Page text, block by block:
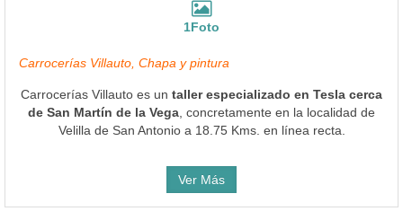
1Foto
Carrocerías Villauto, Chapa y pintura
Carrocerías Villauto es un taller especializado en Tesla cerca
de San Martín de la Vega , concretamente en la localidad de
Velilla de San Antonio a 18.75 Kms. en línea recta.
Ver Más